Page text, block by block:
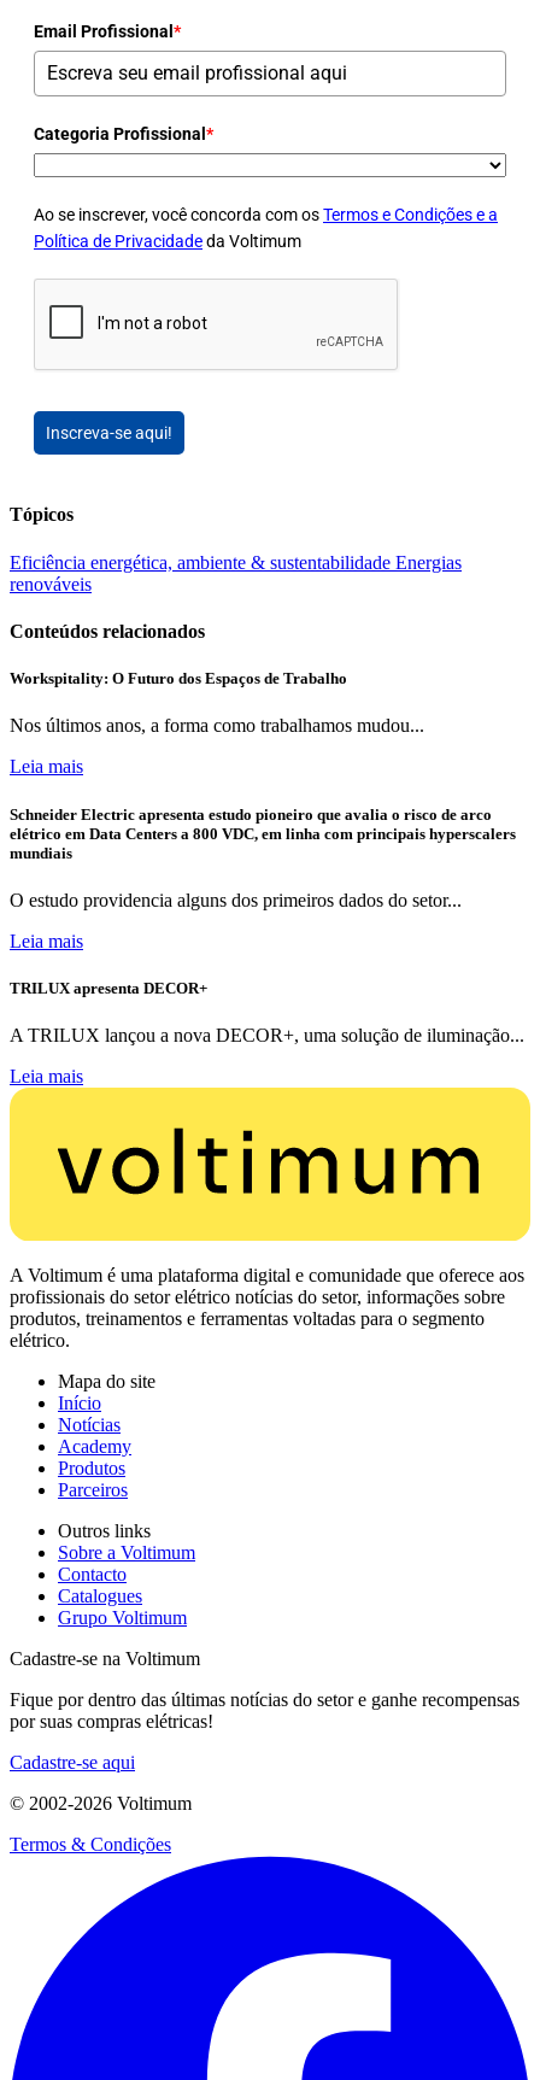
Email Profissional *
Categoria Profissional *
Ao se inscrever, você concorda com osTermos e Condições e a
Política de Privacidadeda Voltimum
Inscreva-se aqui!
Tópicos
Eficiência energética, ambiente & sustentabilidade Energias
renováveis
Conteúdos relacionados
Workspitality: O Futuro dos Espaços de Trabalho
Nos últimos anos, a forma como trabalhamos mudou...
Leia mais
Schneider Electric apresenta estudo pioneiro que avalia o risco de arco
elétrico em Data Centers a 800 VDC, em linha com principais hyperscalers
mundiais
O estudo providencia alguns dos primeiros dados do setor...
Leia mais
TRILUX apresenta DECOR+
A TRILUX lançou a nova DECOR+, uma solução de iluminação...
Leia mais
A Voltimum é uma plataforma digital e comunidade que oferece aos
profissionais do setor elétrico notícias do setor, informações sobre
produtos, treinamentos e ferramentas voltadas para o segmento
elétrico.
Mapa do site
Início
Notícias
Academy
Produtos
Parceiros
Outros links
Sobre a Voltimum
Contacto
Catalogues
Grupo Voltimum
Cadastre-se na Voltimum
Fique por dentro das últimas notícias do setor e ganhe recompensas
por suas compras elétricas!
Cadastre-se aqui
© 2002-2026 Voltimum
Termos & Condições